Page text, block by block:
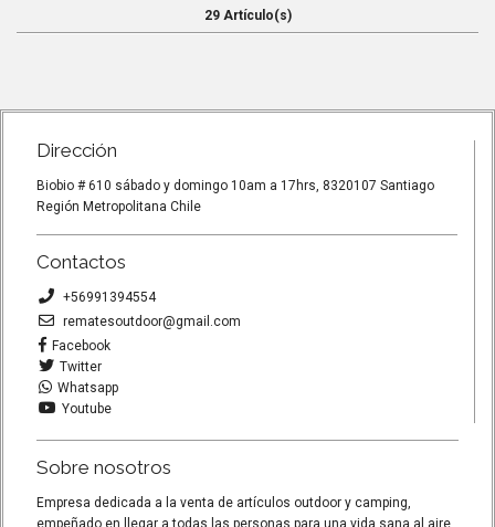
29 Artículo(s)
Dirección
Biobio # 610 sábado y domingo 10am a 17hrs, 8320107 Santiago
Región Metropolitana Chile
Contactos
+56991394554
rematesoutdoor@gmail.com
Facebook
Twitter
Whatsapp
Youtube
Sobre nosotros
Empresa dedicada a la venta de artículos outdoor y camping,
empeñado en llegar a todas las personas para una vida sana al aire